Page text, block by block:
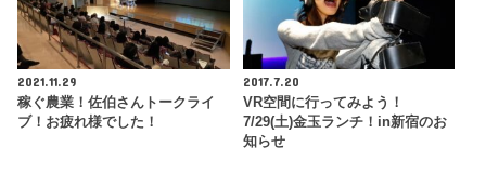
2021.11.29
稼ぐ農業！佐伯さんトークライ
ブ！お疲れ様でした！
2017.7.20
VR空間に行ってみよう！
7/29(土)金玉ランチ！in新宿のお
知らせ